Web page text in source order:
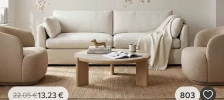
22.05€13 .23€ 803